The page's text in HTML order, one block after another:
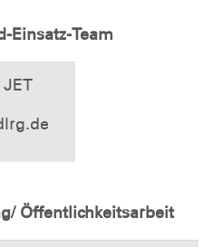
Einsatz-Team
Öffentlichkeitsarbeit